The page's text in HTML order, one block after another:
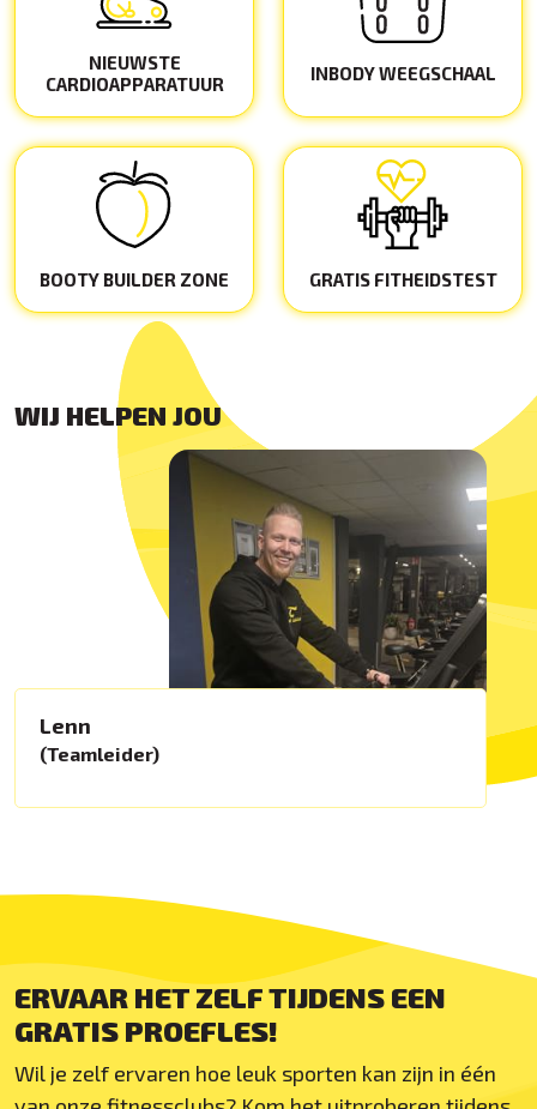
NIEUWSTE
CARDIOAPPARATUUR
INBODY WEEGSCHAAL
BOOTY BUILDER ZONE GRATIS FITHEIDSTEST
WIJ HELPEN JOU
Lenn
(Teamleider)
ERVAAR HET ZELF TIJDENS EEN
GRATIS PROEFLES!
Wil je zelf ervaren hoe leuk sporten kan zijn in één